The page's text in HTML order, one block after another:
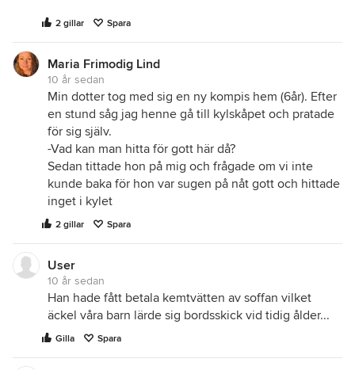
2 gillar Spara
Maria Frimodig Lind
10 år sedan
Min dotter tog med sig en ny kompis hem (6år). Efter
en stund såg jag henne gå till kylskåpet och pratade
för sig själv.
-Vad kan man hitta för gott här då?
Sedan tittade hon på mig och frågade om vi inte
kunde baka för hon var sugen på nåt gott och hittade
inget i kylet
2 gillar Spara
User
10 år sedan
Han hade fått betala kemtvätten av soffan vilket
äckel våra barn lärde sig bordsskick vid tidig ålder...
Gilla Spara